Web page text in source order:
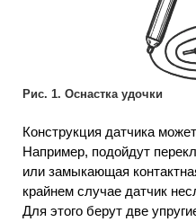
Рис. 1. Оснастка удочки
Конструкция датчика
Например, подойдут
или замыкающая
крайнем случае датчик
Для этого берут две